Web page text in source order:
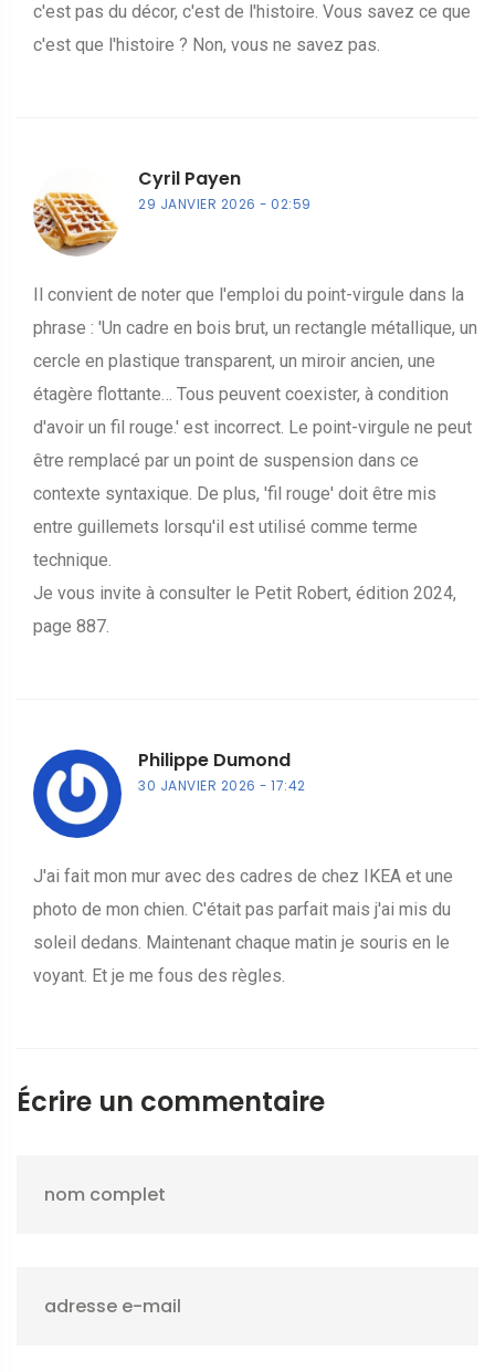
c'est pas du décor, c'est de l'histoire. Vous savez ce que
c'est que l'histoire ? Non, vous ne savez pas.
Cyril Payen
29 JANVIER 2026 02:59
Il convient de noter que l'emploi du point-virgule dans la
phrase : 'Un cadre en bois brut, un rectangle métallique, un
cercle en plastique transparent, un miroir ancien, une
étagère flottante… Tous peuvent coexister, à condition
d'avoir un fil rouge.' est incorrect. Le point-virgule ne peut
être remplacé par un point de suspension dans ce
contexte syntaxique. De plus, 'fil rouge' doit être mis
entre guillemets lorsqu'il est utilisé comme terme
technique.
Je vous invite à consulter le Petit Robert, édition 2024,
page 887.
Philippe Dumond
30 JANVIER 2026 17:42
J'ai fait mon mur avec des cadres de chez IKEA et une
photo de mon chien. C'était pas parfait mais j'ai mis du
soleil dedans. Maintenant chaque matin je souris en le
voyant. Et je me fous des règles.
Écrire un commentaire
nom complet
adresse e-mail